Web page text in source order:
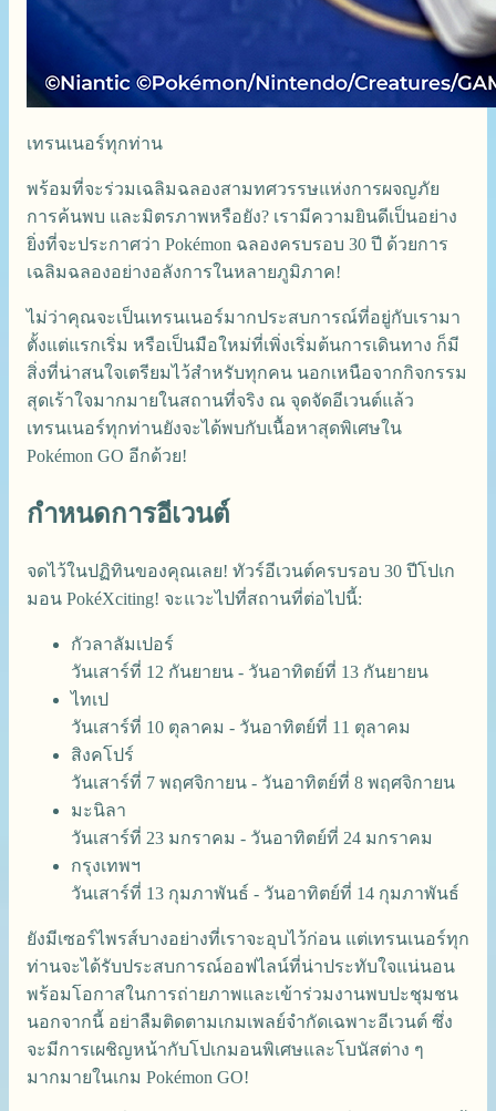
เทรนเนอร์ทุกท่าน
พร้อมที่จะร่วมเฉลิมฉลองสามทศวรรษแห่งการผจญภัย
การค้นพบ และมิตรภาพหรือยัง? เรามีความยินดีเป็นอย่าง
ยิ่งที่จะประกาศว่า Pokémon ฉลองครบรอบ 30 ปี ด้วยการ
เฉลิมฉลองอย่างอลังการในหลายภูมิภาค!
ไม่ว่าคุณจะเป็นเทรนเนอร์มากประสบการณ์ที่อยู่กับเรามา
ตั้งแต่แรกเริ่ม หรือเป็นมือใหม่ที่เพิ่งเริ่มต้นการเดินทาง ก็มี
สิ่งที่น่าสนใจเตรียมไว้สำหรับทุกคน นอกเหนือจากกิจกรรม
สุดเร้าใจมากมายในสถานที่จริง ณ จุดจัดอีเวนต์แล้ว
เทรนเนอร์ทุกท่านยังจะได้พบกับเนื้อหาสุดพิเศษใน
Pokémon GO อีกด้วย!
กำหนดการอีเวนต์
จดไว้ในปฏิทินของคุณเลย! ทัวร์อีเวนต์ครบรอบ 30 ปีโปเก
มอน PokéXciting! จะแวะไปที่สถานที่ต่อไปนี้:
กัวลาลัมเปอร์
วันเสาร์ที่ 12 กันยายน - วันอาทิตย์ที่ 13 กันยายน
ไทเป
วันเสาร์ที่ 10 ตุลาคม - วันอาทิตย์ที่ 11 ตุลาคม
สิงคโปร์
วันเสาร์ที่ 7 พฤศจิกายน - วันอาทิตย์ที่ 8 พฤศจิกายน
มะนิลา
วันเสาร์ที่ 23 มกราคม - วันอาทิตย์ที่ 24 มกราคม
กรุงเทพฯ
วันเสาร์ที่ 13 กุมภาพันธ์ - วันอาทิตย์ที่ 14 กุมภาพันธ์
ยังมีเซอร์ไพรส์บางอย่างที่เราจะอุบไว้ก่อน แต่เทรนเนอร์ทุก
ท่านจะได้รับประสบการณ์ออฟไลน์ที่น่าประทับใจแน่นอน
พร้อมโอกาสในการถ่ายภาพและเข้าร่วมงานพบปะชุมชน
นอกจากนี้ อย่าลืมติดตามเกมเพลย์จำกัดเฉพาะอีเวนต์ ซึ่ง
จะมีการเผชิญหน้ากับโปเกมอนพิเศษและโบนัสต่าง ๆ
มากมายในเกม Pokémon GO!